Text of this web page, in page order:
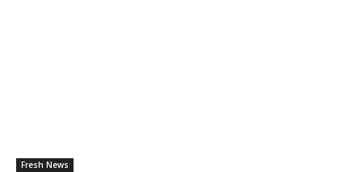
Fresh News